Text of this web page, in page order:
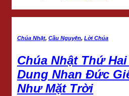
Chúa Nhật, Cầu Nguyện, Lời Chúa
Chúa Nhật Thứ
Dung Nhan Đức
Như Mặt Trời